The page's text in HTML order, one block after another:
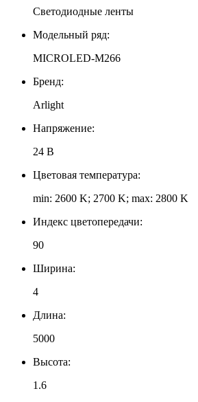
Светодиодные ленты
Модельный ряд:
MICROLED-M266
Бренд:
Arlight
Напряжение:
24 В
Цветовая температура:
min: 2600 K; 2700 K; max: 2800 K
Индекс цветопередачи:
90
Ширина:
4
Длина:
5000
Высота:
1.6